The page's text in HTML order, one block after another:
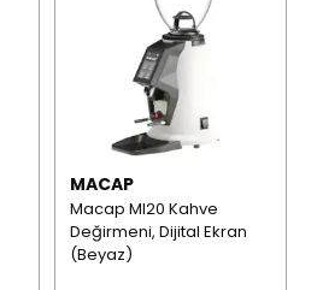
MACAP
Macap MI20 Kahve
Değirmeni, Dijital Ekran
(Beyaz)